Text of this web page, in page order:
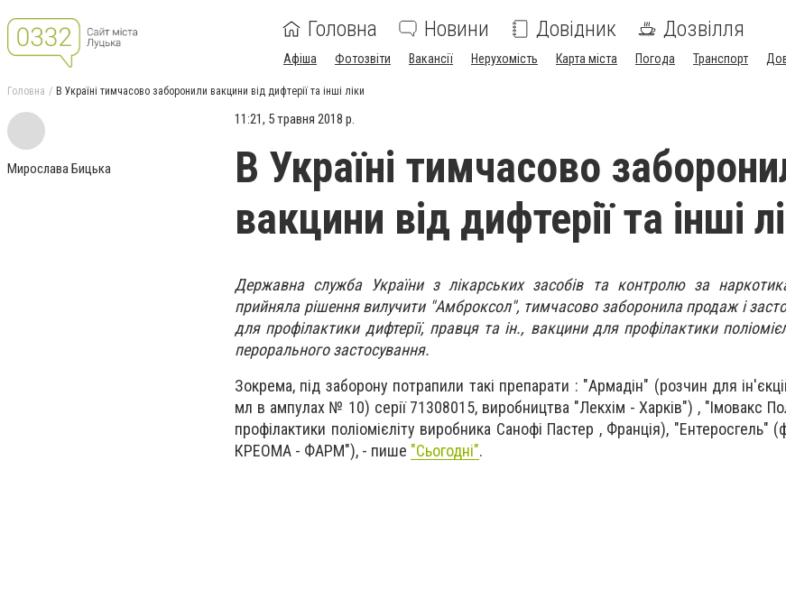
Головна Новини Довідник Дозвілля
Афіша Фотозвіти Вакансії Нерухомість Карта міста Погода Транспорт
Головна В Україні тимчасово заборонили вакцини від дифтерії та інші ліки
Мирослава Бицька
11:21, 5 травня 2018 р.
В Україні тимчасово
вакцини від дифтерії та інші
Державна служба України з лікарських засобів та контролю за
прийняла рішення вилучити "Амброксол", тимчасово заборонила продаж і
для профілактики дифтерії, правця та ін., вакцини для профілактики
перорального застосування.
Зокрема, під заборону потрапили такі препарати : "Армадін" (розчин для
мл в ампулах № 10) серії 71308015, виробництва "Лекхім - Харків") , "Імовакс
профілактики поліомієліту виробника Санофі Пастер , Франція),
КРЕОМА - ФАРМ"), - пише "Сьогодні".